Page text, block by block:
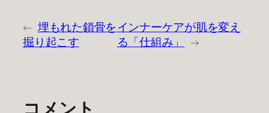
← 埋もれた鎖骨を
掘り起こす
インナーケアが肌を変え
る「仕組み」
→
コメント